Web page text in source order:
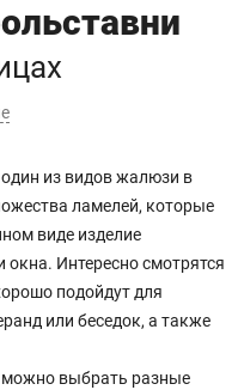
из видов жалюзи в
ламелей, которые
виде изделие
окна. Интересно смотрятся
подойдут для
или беседок, а также
выбрать разные